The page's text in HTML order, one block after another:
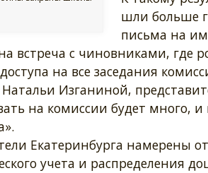
шли больше
письма на
встреча с чиновниками, где
на все заседания
Изганиной,
на комиссии будет много,
Екатеринбурга намерены
учета и распределения